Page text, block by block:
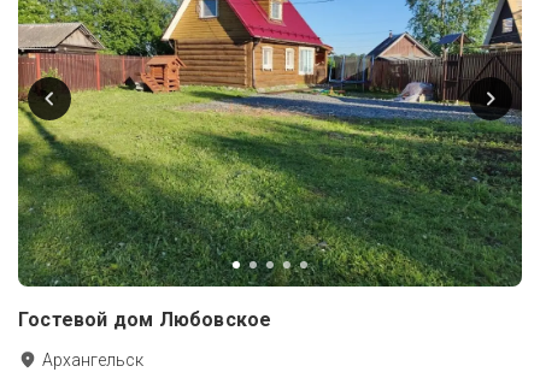
Гостевой дом Любовское
Архангельск